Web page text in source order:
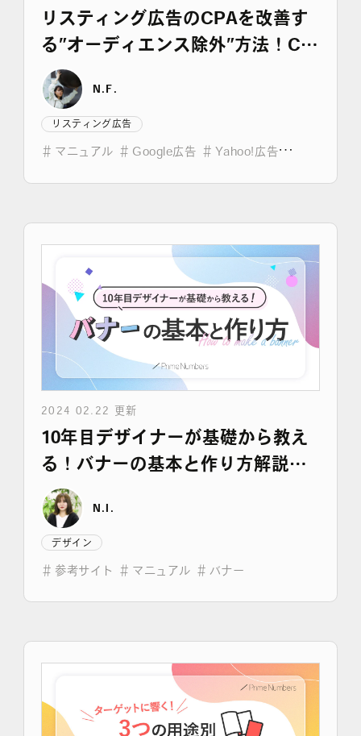
リスティング広告のCPAを改善す
る”オーディエンス除外”方法！CV
ユーザー除外で効率UP
N.F.
リスティング広告
＃ マニュアル ＃ Google広告 ＃ Yahoo!広告
2024 02.22 更新
10年目デザイナーが基礎から教え
る！バナーの基本と作り方解説
（実例＆参考サイト紹介）
N.I.
デザイン
＃ 参考サイト ＃ マニュアル ＃ バナー